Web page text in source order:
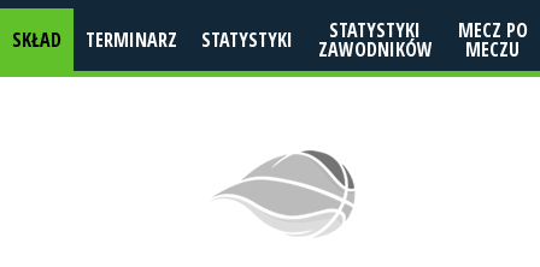
SKŁAD TERMINARZ STATYSTYKI STATYSTYKI
ZAWODNIKÓW
MECZ PO
MECZU